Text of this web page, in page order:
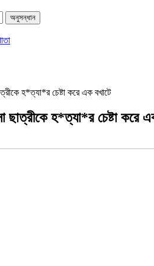
হ*ত্যা*র চেষ্টা করে এক বখাটে
ছাত্রীকে হ*ত্যা*র চেষ্টা করে